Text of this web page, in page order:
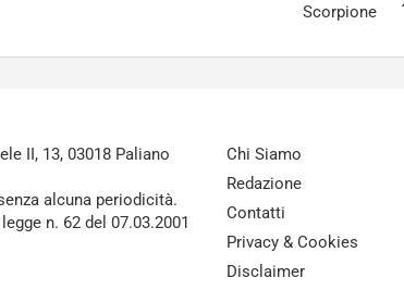
Scorpione
II, 13, 03018 Paliano
alcuna periodicità.
n. 62 del 07.03.2001
Chi Siamo
Redazione
Contatti
Privacy & Cookies
Disclaimer